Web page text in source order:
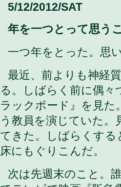
5/12/2012/SAT
年を一つとって思う
一つ年をとった。思
最近、前よりも神経
る。しばらく前に偶
ラックボード』を見た
う教員を演じていた
てきた。しばらくす
床にもぐりこんだ。
次は先週末のこと。